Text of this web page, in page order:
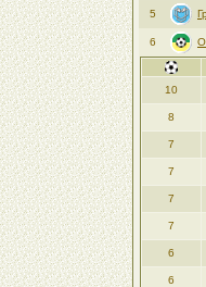
5
6
10
8
7
7
7
7
6
6